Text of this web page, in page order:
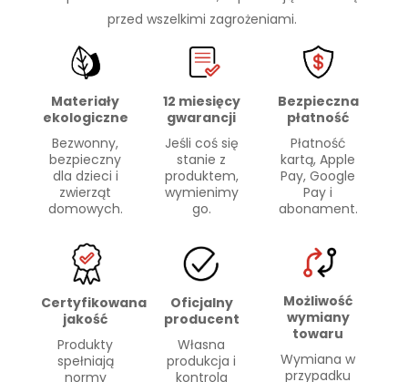
przed wszelkimi zagrożeniami.
Materiały
ekologiczne
Bezwonny,
bezpieczny
dla dzieci i
zwierząt
domowych.
12 miesięcy
gwarancji
Jeśli coś się
stanie z
produktem,
wymienimy
go.
Bezpieczna
płatność
Płatność
kartą, Apple
Pay, Google
Pay i
abonament.
Certyfikowana
jakość
Produkty
spełniają
normy
Oficjalny
producent
Własna
produkcja i
kontrola
Możliwość
wymiany
towaru
Wymiana w
przypadku